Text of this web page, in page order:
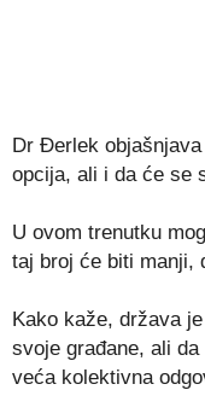
Dr Đerlek
opcija, ali i da će se
U ovom trenutku
taj broj će biti manji,
Kako kaže, država
svoje građane, ali
veća kolektivna